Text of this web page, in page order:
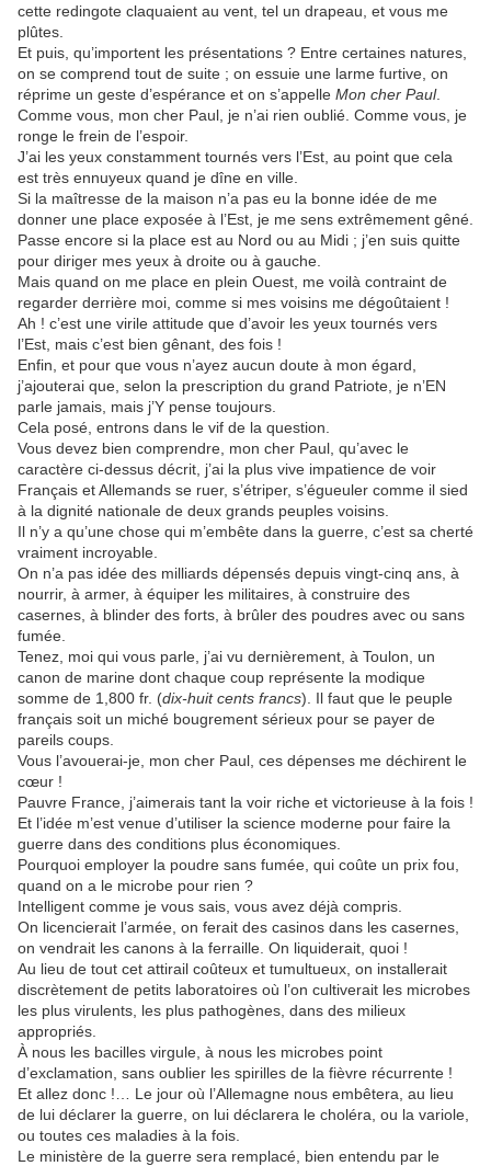
cette redingote claquaient au vent, tel un drapeau, et vous me
plûtes.
Et puis, qu’importent les présentations ? Entre certaines natures,
on se comprend tout de suite ; on essuie une larme furtive, on
réprime un geste d’espérance et on s’appelle Mon cher Paul.
Comme vous, mon cher Paul, je n’ai rien oublié. Comme vous, je
ronge le frein de l’espoir.
J’ai les yeux constamment tournés vers l’Est, au point que cela
est très ennuyeux quand je dîne en ville.
Si la maîtresse de la maison n’a pas eu la bonne idée de me
donner une place exposée à l’Est, je me sens extrêmement gêné.
Passe encore si la place est au Nord ou au Midi ; j’en suis quitte
pour diriger mes yeux à droite ou à gauche.
Mais quand on me place en plein Ouest, me voilà contraint de
regarder derrière moi, comme si mes voisins me dégoûtaient !
Ah ! c’est une virile attitude que d’avoir les yeux tournés vers
l’Est, mais c’est bien gênant, des fois !
Enfin, et pour que vous n’ayez aucun doute à mon égard,
j’ajouterai que, selon la prescription du grand Patriote, je n’EN
parle jamais, mais j’Y pense toujours.
Cela posé, entrons dans le vif de la question.
Vous devez bien comprendre, mon cher Paul, qu’avec le
caractère ci-dessus décrit, j’ai la plus vive impatience de voir
Français et Allemands se ruer, s’étriper, s’égueuler comme il sied
à la dignité nationale de deux grands peuples voisins.
Il n’y a qu’une chose qui m’embête dans la guerre, c’est sa cherté
vraiment incroyable.
On n’a pas idée des milliards dépensés depuis vingt-cinq ans, à
nourrir, à armer, à équiper les militaires, à construire des
casernes, à blinder des forts, à brûler des poudres avec ou sans
fumée.
Tenez, moi qui vous parle, j’ai vu dernièrement, à Toulon, un
canon de marine dont chaque coup représente la modique
somme de 1,800 fr. (dix-huit cents francs). Il faut que le peuple
français soit un miché bougrement sérieux pour se payer de
pareils coups.
Vous l’avouerai-je, mon cher Paul, ces dépenses me déchirent le
cœur !
Pauvre France, j’aimerais tant la voir riche et victorieuse à la fois !
Et l’idée m’est venue d’utiliser la science moderne pour faire la
guerre dans des conditions plus économiques.
Pourquoi employer la poudre sans fumée, qui coûte un prix fou,
quand on a le microbe pour rien ?
Intelligent comme je vous sais, vous avez déjà compris.
On licencierait l’armée, on ferait des casinos dans les casernes,
on vendrait les canons à la ferraille. On liquiderait, quoi !
Au lieu de tout cet attirail coûteux et tumultueux, on installerait
discrètement de petits laboratoires où l’on cultiverait les microbes
les plus virulents, les plus pathogènes, dans des milieux
appropriés.
À nous les bacilles virgule, à nous les microbes point
d’exclamation, sans oublier les spirilles de la fièvre récurrente !
Et allez donc !… Le jour où l’Allemagne nous embêtera, au lieu
de lui déclarer la guerre, on lui déclarera le choléra, ou la variole,
ou toutes ces maladies à la fois.
Le ministère de la guerre sera remplacé, bien entendu par le